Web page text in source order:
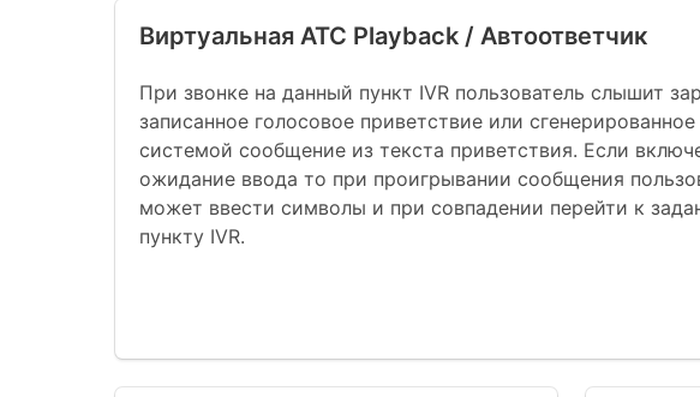
Виртуальная АТС Playback / Автоответчик
При звонке на данный пункт IVR пользователь слышит
записанное голосовое приветствие или сгенерированное
системой сообщение из текста приветствия. Если
ожидание ввода то при проигрывании сообщения
может ввести символы и при совпадении перейти к
пункту IVR.